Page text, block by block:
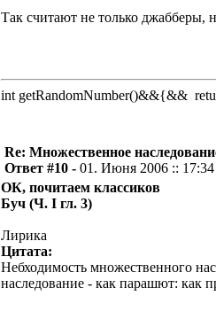
Так считают не только джабберы,
int getRandomNumber()&&{&&
Re: Множественное
Ответ #10 - 01. Июня 2006 :: 17:34
ОК, почитаем классиков
Буч (Ч. I гл. 3)
Лирика
Цитата:
Небходимость множественного
наследование - как парашют: как